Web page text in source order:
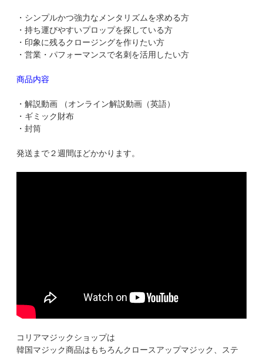
・シンプルかつ強力なメンタリズムを求める方
・持ち運びやすいプロップを探している方
・印象に残るクロージングを作りたい方
・営業・パフォーマンスで名刺を活用したい方
商品内容
・解説動画 （オンライン解説動画（英語）
・ギミック財布
・封筒
発送まで２週間ほどかかります。
コリアマジックショップは
韓国マジック商品はもちろんクロースアップマジック、ステ